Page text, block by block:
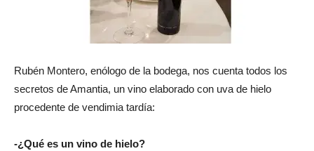
Rubén Montero, enólogo de la bodega, nos cuenta todos los
secretos de Amantia, un vino elaborado con uva de hielo
procedente de vendimia tardía:
-¿Qué es un vino de hielo?